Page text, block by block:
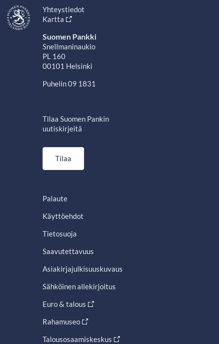
Yhteystiedot
Kartta
Suomen Pankki
Snellmaninaukio
PL 160
00101 Helsinki
Puhelin 09 1831
Tilaa Suomen Pankin
uutiskirjeitä
Tilaa
Palaute
Käyttöehdot
Tietosuoja
Saavutettavuus
Asiakirjajulkisuuskuvaus
Sähköinen allekirjoitus
Euro & talous
Rahamuseo
Talousosaamiskeskus